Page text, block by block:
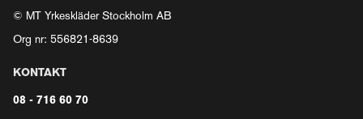
© MT Yrkeskläder Stockholm AB
Org nr: 556821-8639
KONTAKT
08 - 716 60 70